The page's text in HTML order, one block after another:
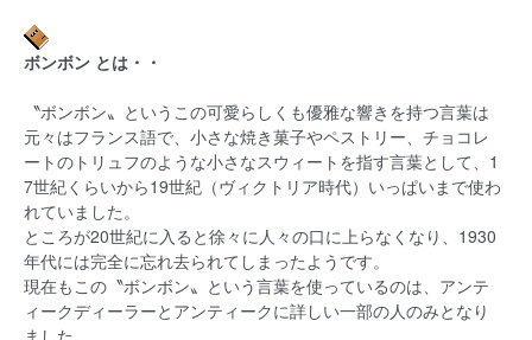
ボンボン とは・・
〝ボンボン〟というこの可愛らしくも優雅な響きを持つ言葉は
元々はフランス語で、小さな焼き菓子やペストリー、チョコレ
ートのトリュフのような小さなスウィートを指す言葉として、1
7世紀くらいから19世紀（ヴィクトリア時代）いっぱいまで使わ
れていました。
ところが20世紀に入ると徐々に人々の口に上らなくなり、1930
年代には完全に忘れ去られてしまったようです。
現在もこの〝ボンボン〟という言葉を使っているのは、アンテ
ィークディーラーとアンティークに詳しい一部の人のみとなり
ました。